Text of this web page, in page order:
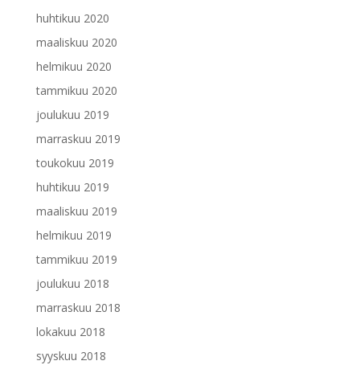
huhtikuu 2020
maaliskuu 2020
helmikuu 2020
tammikuu 2020
joulukuu 2019
marraskuu 2019
toukokuu 2019
huhtikuu 2019
maaliskuu 2019
helmikuu 2019
tammikuu 2019
joulukuu 2018
marraskuu 2018
lokakuu 2018
syyskuu 2018